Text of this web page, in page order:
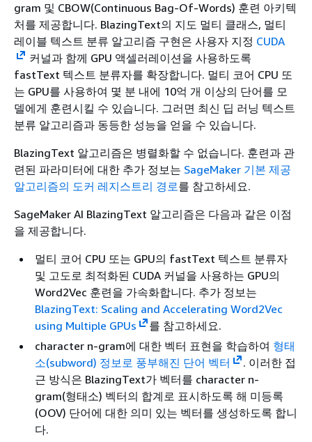
gram 및 CBOW(Continuous Bag-Of-Words) 훈련 아키텍
처를 제공합니다. BlazingText의 지도 멀티 클래스, 멀티
레이블 텍스트 분류 알고리즘 구현은 사용자 지정 CUDA
커널과 함께 GPU 액셀러레이션을 사용하도록
fastText 텍스트 분류자를 확장합니다. 멀티 코어 CPU 또
는 GPU를 사용하여 몇 분 내에 10억 개 이상의 단어를 모
델에게 훈련시킬 수 있습니다. 그러면 최신 딥 러닝 텍스트
분류 알고리즘과 동등한 성능을 얻을 수 있습니다.
BlazingText 알고리즘은 병렬화할 수 없습니다. 훈련과 관
련된 파라미터에 대한 추가 정보는 SageMaker 기본 제공
알고리즘의 도커 레지스트리 경로를 참고하세요.
SageMaker AI BlazingText 알고리즘은 다음과 같은 이점
을 제공합니다.
멀티 코어 CPU 또는 GPU의 fastText 텍스트 분류자
및 고도로 최적화된 CUDA 커널을 사용하는 GPU의
Word2Vec 훈련을 가속화합니다. 추가 정보는
BlazingText: Scaling and Accelerating Word2Vec
using Multiple GPUs
를 참고하세요.
character n-gram에 대한 벡터 표현을 학습하여 형태
소(subword) 정보로 풍부해진 단어 벡터
. 이러한 접
근 방식은 BlazingText가 벡터를 character n-
gram(형태소) 벡터의 합계로 표시하도록 해 미등록
(OOV) 단어에 대한 의미 있는 벡터를 생성하도록 합니
다.